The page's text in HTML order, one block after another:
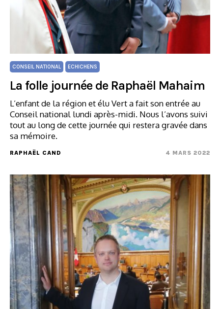
CONSEIL NATIONAL ECHICHENS
La folle journée de Raphaël Mahaim
L’enfant de la région et élu Vert a fait son entrée au
Conseil national lundi après-midi. Nous l’avons suivi
tout au long de cette journée qui restera gravée dans
sa mémoire.
RAPHAËL CAND 4 MARS 2022